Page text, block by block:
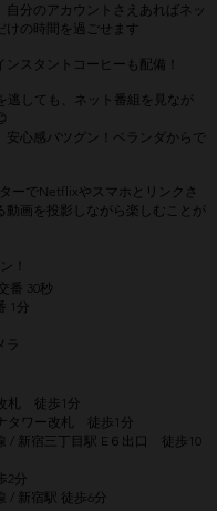
自分のアカウントさえあればネッ
けの時間を過ごせます
スタントコーヒーも配備！
逃しても、ネット番組を見なが
安心感バツグン！ベランダからで
ーでNetflixやスマホとリンクさ
動画を投影しながら楽しむことが
！
番 30秒
1分
ラ
札 徒歩1分
タワー改札 徒歩1分
/ 新宿三丁目駅 E６出口 徒歩10
2分
/ 新宿駅 徒歩6分